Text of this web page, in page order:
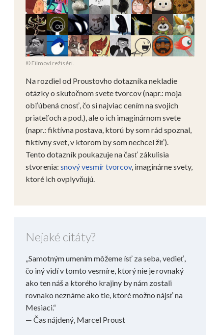
© Filmoví režiséri.
Na rozdiel od Proustovho dotazníka nekladie
otázky o skutočnom svete tvorcov (napr.: moja
obľúbená cnosť, čo si najviac cením na svojich
priateľoch a pod.), ale o ich imaginárnom svete
(napr.: fiktívna postava, ktorú by som rád spoznal,
fiktívny svet, v ktorom by som nechcel žiť).
Tento dotazník poukazuje na časť zákulisia
stvorenia: snový vesmír tvorcov, imaginárne svety,
ktoré ich ovplyvňujú.
Nejaké citáty?
„Samotným umením môžeme ísť za seba, vedieť,
čo iný vidí v tomto vesmíre, ktorý nie je rovnaký
ako ten náš a ktorého krajiny by nám zostali
rovnako neznáme ako tie, ktoré možno nájsť na
Mesiaci.“
— Čas nájdený, Marcel Proust